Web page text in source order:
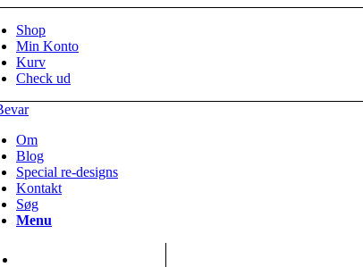
Shop
Min Konto
Kurv
Check ud
Om
Blog
Special re-designs
Kontakt
Søg
Menu